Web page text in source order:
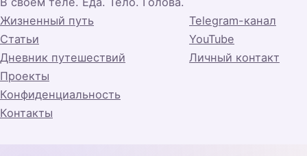
Жизненный путь
Статьи
Дневник путешествий
Telegram-канал
YouTube
Личный контакт
Проекты
Конфиденциальность
Контакты